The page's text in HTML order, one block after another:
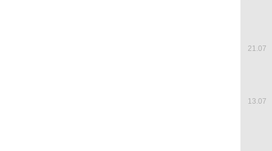
21.07
13.07